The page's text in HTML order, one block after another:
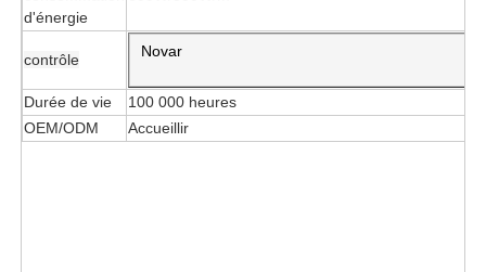
d'énergie
contrôle Novar
Durée de vie
100 000 heures
OEM/ODM
Accueillir